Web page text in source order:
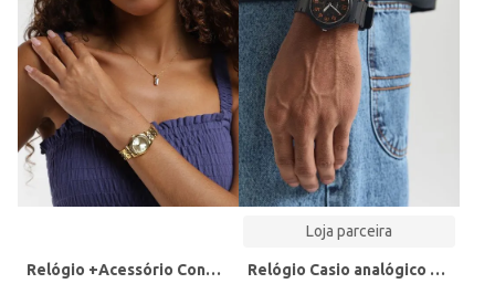
Relógio +Acessório Condor Feminino DOURADO
Loja parceira
Relógio Casio analógico MW-240-4BVDF-SC